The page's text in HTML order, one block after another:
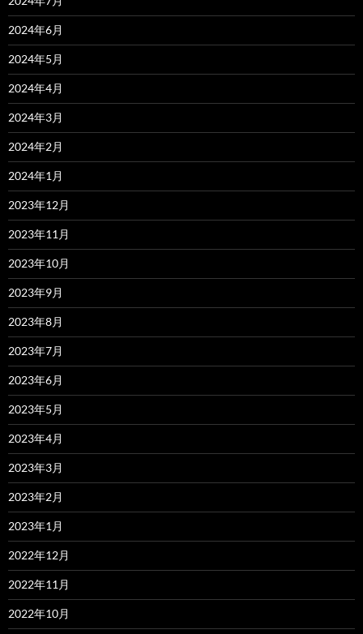
2024年6月
2024年5月
2024年4月
2024年3月
2024年2月
2024年1月
2023年12月
2023年11月
2023年10月
2023年9月
2023年8月
2023年7月
2023年6月
2023年5月
2023年4月
2023年3月
2023年2月
2023年1月
2022年12月
2022年11月
2022年10月